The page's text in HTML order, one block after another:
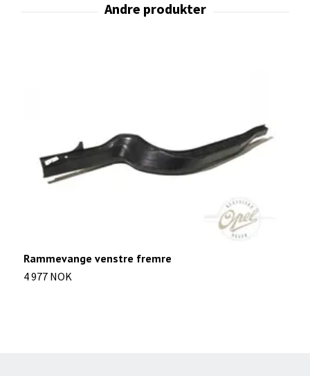
Rammevange venstre fremre
4 977 NOK